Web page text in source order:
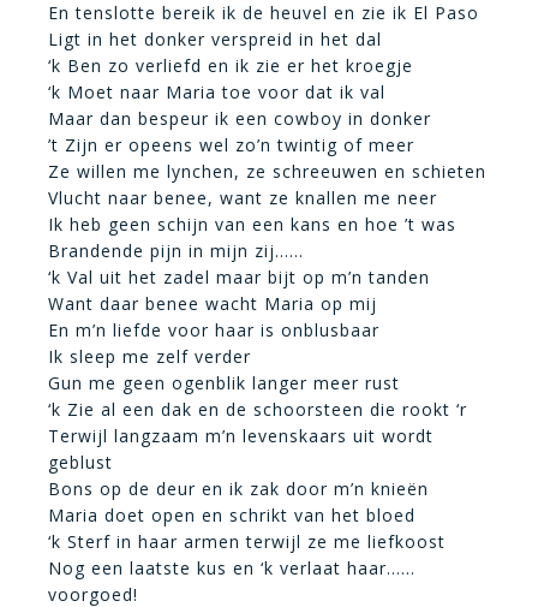
En tenslotte bereik ik de heuvel en zie ik El Paso
Ligt in het donker verspreid in het dal
‘k Ben zo verliefd en ik zie er het kroegje
‘k Moet naar Maria toe voor dat ik val
Maar dan bespeur ik een cowboy in donker
’t Zijn er opeens wel zo’n twintig of meer
Ze willen me lynchen, ze schreeuwen en schieten
Vlucht naar benee, want ze knallen me neer
Ik heb geen schijn van een kans en hoe ’t was
Brandende pijn in mijn zij……
‘k Val uit het zadel maar bijt op m’n tanden
Want daar benee wacht Maria op mij
En m’n liefde voor haar is onblusbaar
Ik sleep me zelf verder
Gun me geen ogenblik langer meer rust
‘k Zie al een dak en de schoorsteen die rookt ‘r
Terwijl langzaam m’n levenskaars uit wordt
geblust
Bons op de deur en ik zak door m’n knieën
Maria doet open en schrikt van het bloed
‘k Sterf in haar armen terwijl ze me liefkoost
Nog een laatste kus en ‘k verlaat haar……
voorgoed!